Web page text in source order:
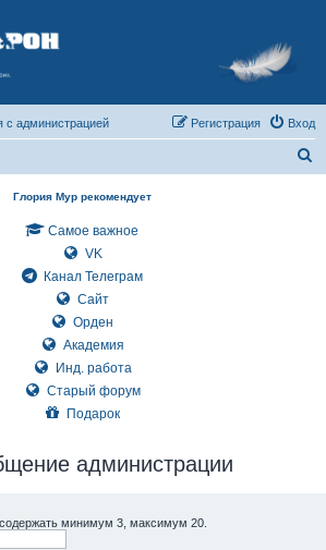
с администрацией Вход
Регистрация
Глория Мур рекомендует
Самое важное
VK
Канал Телеграм
Сайт
Орден
Академия
Инд. работа
Старый форум
Подарок
администрации
минимум 3, максимум 20.